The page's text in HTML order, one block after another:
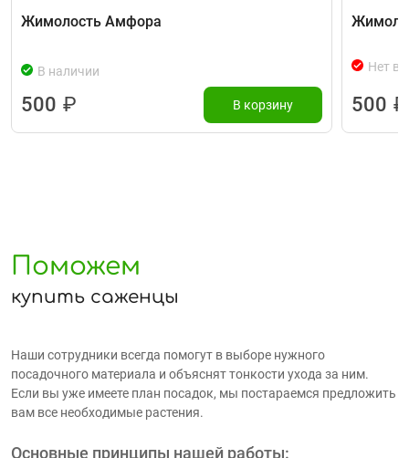
Жимолость Амфора
В наличии
500 ₽ В корзину
Нет в
500 ₽
Поможем
купить саженцы
Наши сотрудники всегда помогут в выборе нужного
посадочного материала и объяснят тонкости ухода за ним.
Если вы уже имеете план посадок, мы постараемся предложить
вам все необходимые растения.
Основные принципы нашей работы: